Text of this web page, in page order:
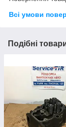
Всі умови
Подібні